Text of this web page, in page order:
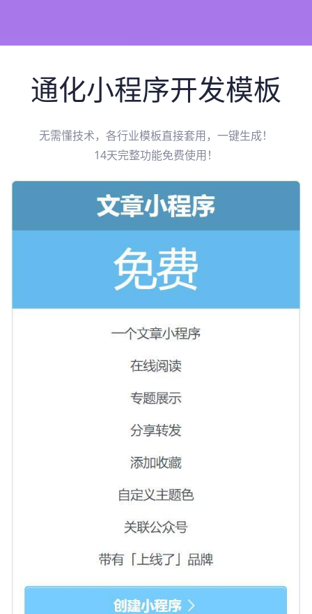
通化小程序开发模板
无需懂技术，各行业模板直接套用，一键生成！
14天完整功能免费使用！